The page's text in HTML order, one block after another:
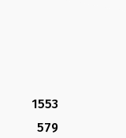
1553
579